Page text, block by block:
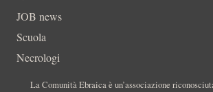
JOB news
Scuola
Necrologi
La Comunità Ebraica è un’associazione